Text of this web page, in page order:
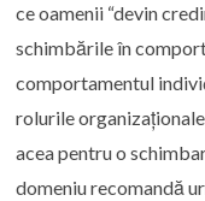
ce oamenii “devin
schimbările în
comportamentul
rolurile
acea pentru o
domeniu recomandă